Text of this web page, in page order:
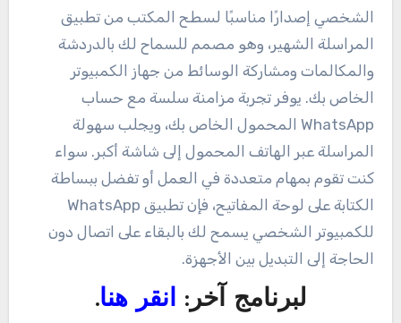
الشخصي إصدارًا مناسبًا لسطح المكتب من تطبيق
المراسلة الشهير، وهو مصمم للسماح لك بالدردشة
والمكالمات ومشاركة الوسائط من جهاز الكمبيوتر
الخاص بك. يوفر تجربة مزامنة سلسة مع حساب
WhatsApp المحمول الخاص بك، ويجلب سهولة
المراسلة عبر الهاتف المحمول إلى شاشة أكبر. سواء
كنت تقوم بمهام متعددة في العمل أو تفضل ببساطة
الكتابة على لوحة المفاتيح، فإن تطبيق WhatsApp
للكمبيوتر الشخصي يسمح لك بالبقاء على اتصال دون
الحاجة إلى التبديل بين الأجهزة.
لبرنامج آخر: انقر هنا.